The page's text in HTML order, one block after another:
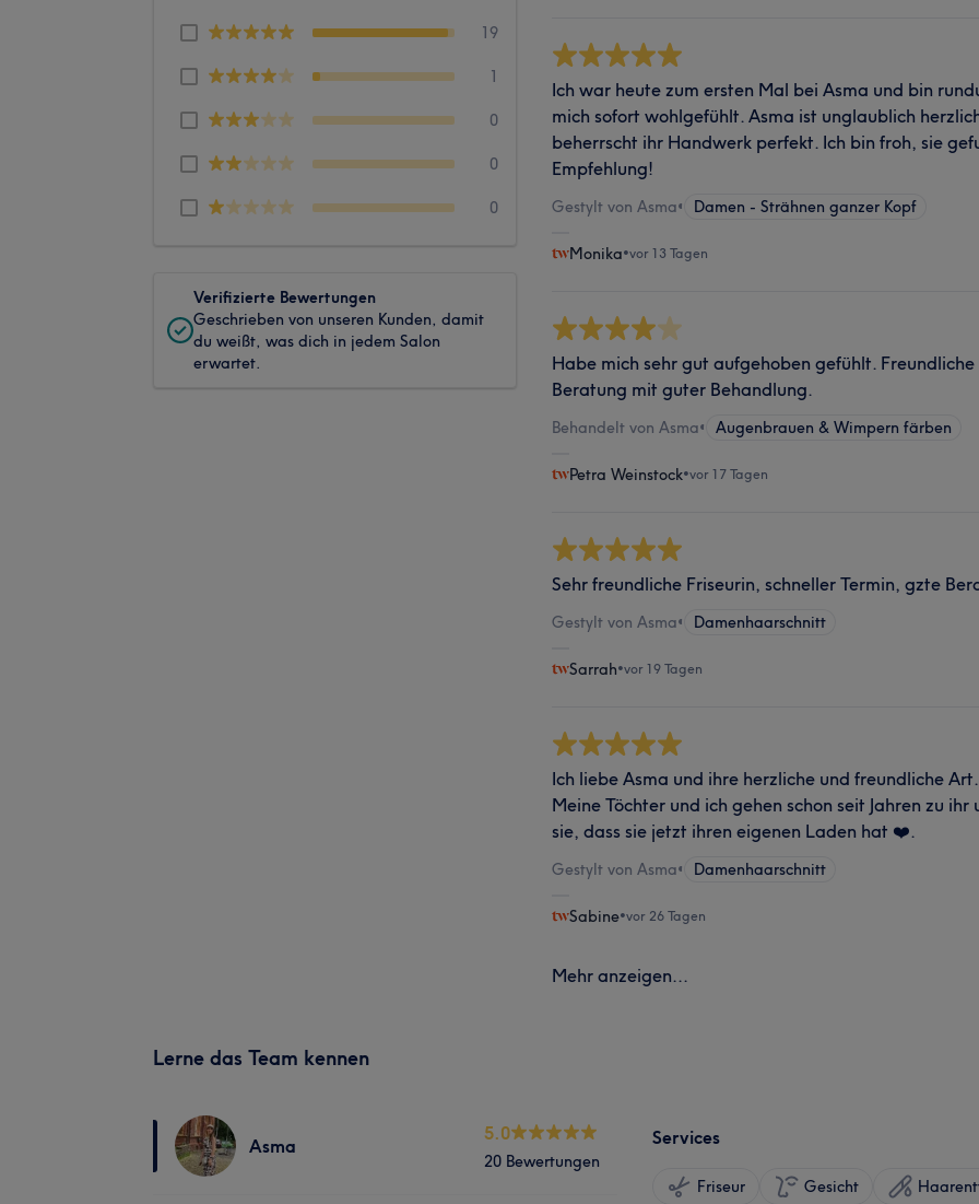
19
1
0
0
0
Verifizierte Bewertungen
Geschrieben von unseren Kunden, damit
du weißt, was dich in jedem Salon
erwartet.
Ich war heute zum ersten Mal bei Asma und bin
mich sofort wohlgefühlt. Asma ist unglaublich
beherrscht ihr Handwerk perfekt. Ich bin froh, sie
Empfehlung!
Gestylt von Asma• Damen - Strähnen ganzer Kopf
Monika•vor 13 Tagen
Habe mich sehr gut aufgehoben gefühlt.
Beratung mit guter Behandlung.
Behandelt von Asma• Augenbrauen & Wimpern färben
Petra Weinstock•vor 17 Tagen
Sehr freundliche Friseurin, schneller Termin, gzte
Gestylt von Asma• Damenhaarschnitt
Sarrah•vor 19 Tagen
Ich liebe Asma und ihre herzliche und freundliche
Meine Töchter und ich gehen schon seit Jahren zu
sie, dass sie jetzt ihren eigenen Laden hat ❤️.
Gestylt von Asma• Damenhaarschnitt
Sabine•vor 26 Tagen
Mehr anzeigen...
Lerne das Team kennen
Asma
5.0
20 Bewertungen
Services
Friseur Gesicht